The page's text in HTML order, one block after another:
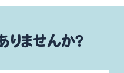
りませんか？